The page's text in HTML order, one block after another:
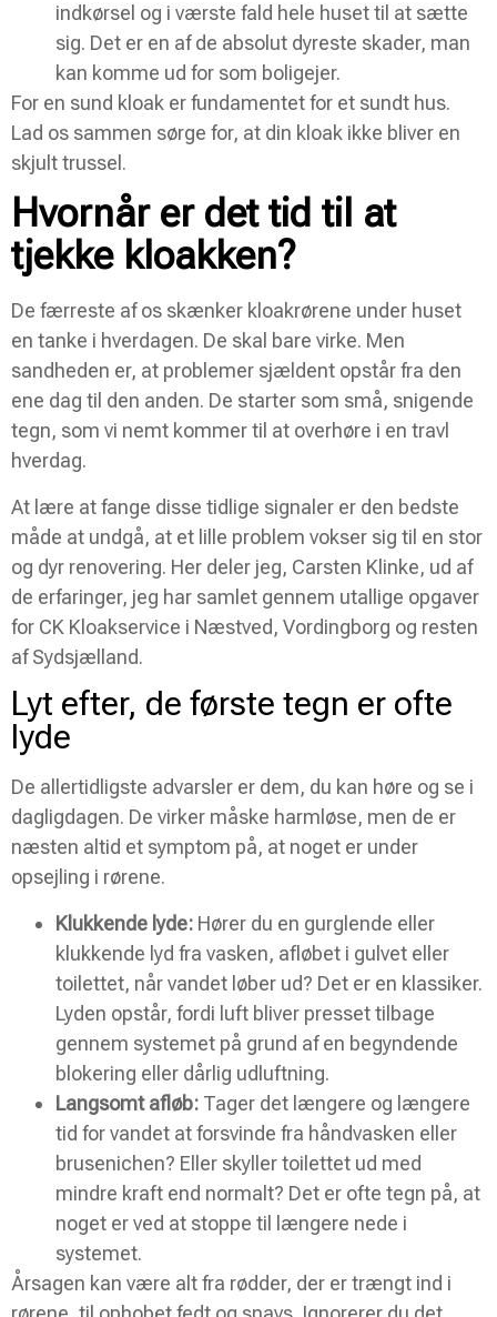
indkørsel og i værste fald hele huset til at sætte
sig. Det er en af de absolut dyreste skader, man
kan komme ud for som boligejer.
For en sund kloak er fundamentet for et sundt hus.
Lad os sammen sørge for, at din kloak ikke bliver en
skjult trussel.
Hvornår er det tid til at
tjekke kloakken?
De færreste af os skænker kloakrørene under huset
en tanke i hverdagen. De skal bare virke. Men
sandheden er, at problemer sjældent opstår fra den
ene dag til den anden. De starter som små, snigende
tegn, som vi nemt kommer til at overhøre i en travl
hverdag.
At lære at fange disse tidlige signaler er den bedste
måde at undgå, at et lille problem vokser sig til en stor
og dyr renovering. Her deler jeg, Carsten Klinke, ud af
de erfaringer, jeg har samlet gennem utallige opgaver
for CK Kloakservice i Næstved, Vordingborg og resten
af Sydsjælland.
Lyt efter, de første tegn er ofte
lyde
De allertidligste advarsler er dem, du kan høre og se i
dagligdagen. De virker måske harmløse, men de er
næsten altid et symptom på, at noget er under
opsejling i rørene.
Klukkende lyde: Hører du en gurglende eller
klukkende lyd fra vasken, afløbet i gulvet eller
toilettet, når vandet løber ud? Det er en klassiker.
Lyden opstår, fordi luft bliver presset tilbage
gennem systemet på grund af en begyndende
blokering eller dårlig udluftning.
Langsomt afløb: Tager det længere og længere
tid for vandet at forsvinde fra håndvasken eller
brusenichen? Eller skyller toilettet ud med
mindre kraft end normalt? Det er ofte tegn på, at
noget er ved at stoppe til længere nede i
systemet.
Årsagen kan være alt fra rødder, der er trængt ind i